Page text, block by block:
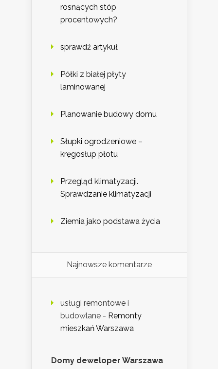
rosnących stóp
procentowych?
sprawdź artykuł
Półki z białej płyty
laminowanej
Planowanie budowy domu
Słupki ogrodzeniowe –
kręgosłup płotu
Przegląd klimatyzacji.
Sprawdzanie klimatyzacji
Ziemia jako podstawa życia
Najnowsze komentarze
usługi remontowe i
budowlane - Remonty
mieszkań Warszawa
Domy deweloper Warszawa